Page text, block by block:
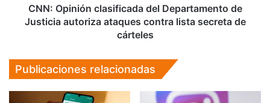
contra
cárteles
CNN: Opinión clasificada del Departamento de
Justicia autoriza ataques contra lista secreta de
cárteles
Publicaciones relacionadas